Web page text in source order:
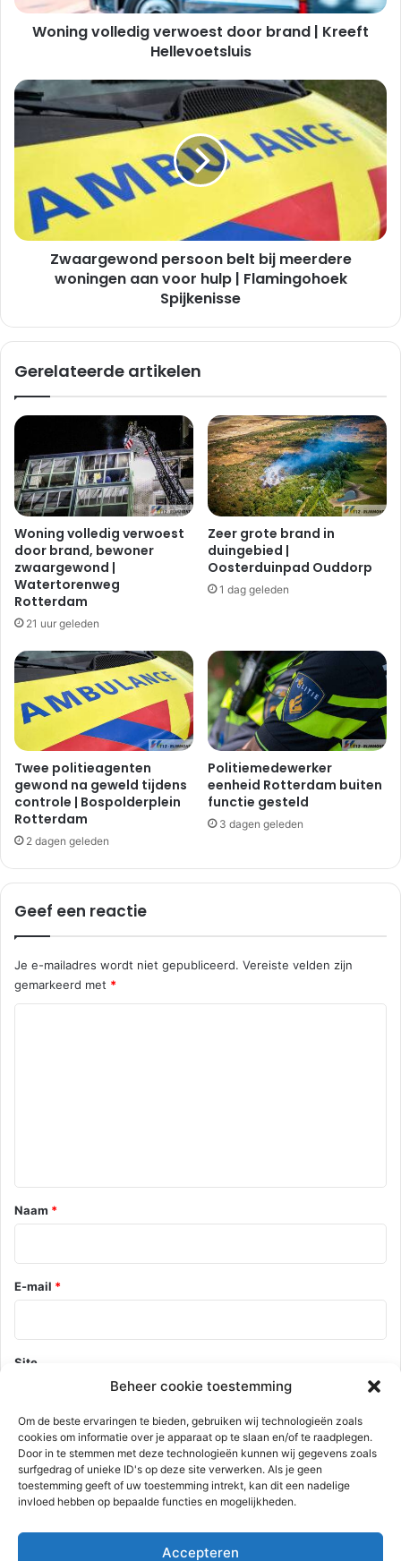
Beheer cookie toestemming
Om de beste ervaringen te bieden, gebruiken wij technologieën zoals
cookies om informatie over je apparaat op te slaan en/of te raadplegen.
Door in te stemmen met deze technologieën kunnen wij gegevens zoals
surfgedrag of unieke ID's op deze site verwerken. Als je geen
toestemming geeft of uw toestemming intrekt, kan dit een nadelige
invloed hebben op bepaalde functies en mogelijkheden.
Accepteren
Woning volledig verwoest door brand | Kreeft
Hellevoetsluis
Zwaargewond
persoon
bij
aan
voor
hulp
Flamingohoek
Zwaargewond persoon belt bij meerdere
woningen aan voor hulp | Flamingohoek
Spijkenisse
Gerelateerde artikelen
Woning volledig verwoest
door brand, bewoner
zwaargewond |
Watertorenweg
Rotterdam
21 uur geleden
Zeer grote brand in
duingebied |
Oosterduinpad Ouddorp
1 dag geleden
Twee politieagenten
gewond na geweld tijdens
controle | Bospolderplein
Rotterdam
2 dagen geleden
Politiemedewerker
eenheid Rotterdam buiten
functie gesteld
3 dagen geleden
Geef een reactie
Je e-mailadres wordt niet gepubliceerd. Vereiste velden zijn
gemarkeerd met *
*
Naam *
E-mail *
Site
Mijn naam, e-mail en site opslaan in deze browser voor de
volgende keer wanneer ik een reactie plaats.